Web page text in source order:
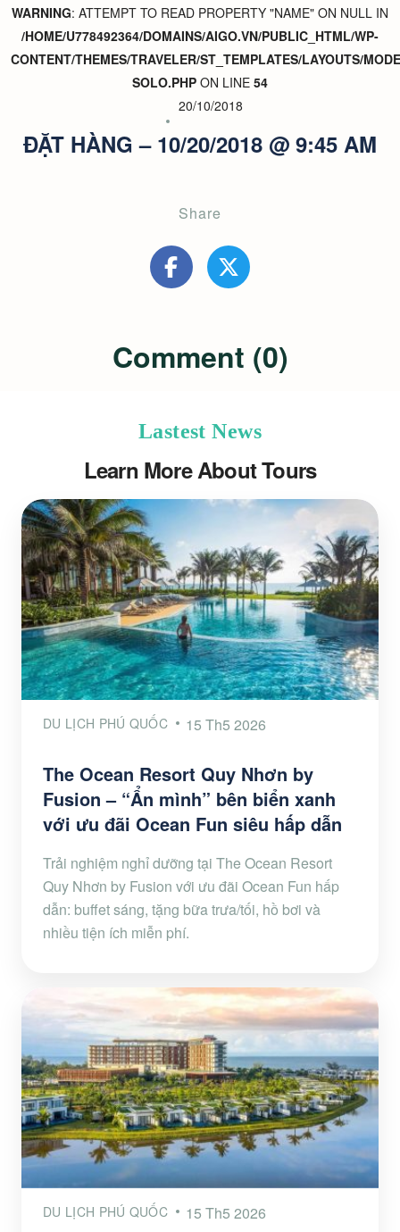
WARNING: ATTEMPT TO READ PROPERTY "NAME" ON NULL IN
/HOME/U778492364/DOMAINS/AIGO.VN/PUBLIC_HTML/WP-
CONTENT/THEMES/TRAVELER/ST_TEMPLATES/LAYOUTS/
SOLO.PHP ON LINE 54
20/10/2018
ĐẶT HÀNG – 10/20/2018 @ 9:45 AM
Share
Comment (0)
Lastest News
Learn More About Tours
DU LỊCH PHÚ QUỐC 15 Th5 2026
The Ocean Resort Quy Nhơn by
Fusion – “Ẩn mình” bên biển xanh
với ưu đãi Ocean Fun siêu hấp dẫn
Trải nghiệm nghỉ dưỡng tại The Ocean Resort
Quy Nhơn by Fusion với ưu đãi Ocean Fun hấp
dẫn: buffet sáng, tặng bữa trưa/tối, hồ bơi và
nhiều tiện ích miễn phí.
DU LỊCH PHÚ QUỐC 15 Th5 2026